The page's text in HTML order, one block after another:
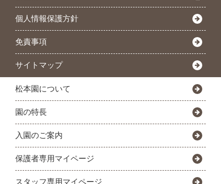
個人情報保護方針
免責事項
サイトマップ
松本園について
園の特長
入園のご案内
保護者専用マイページ
スタッフ専用マイページ